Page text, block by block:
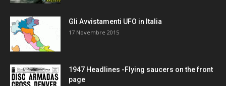
Gli Avvistamenti UFO in Italia
17 Novembre 2015
1947 Headlines -Flying saucers on the front
page